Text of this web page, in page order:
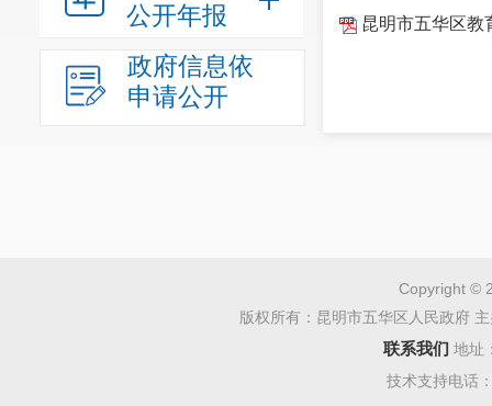
公开年报
政府信息依
申请公开
昆明市五华区教
Copyright ©
版权所有：昆明市五华区人民政府
联系我们 地址
技术支持电话